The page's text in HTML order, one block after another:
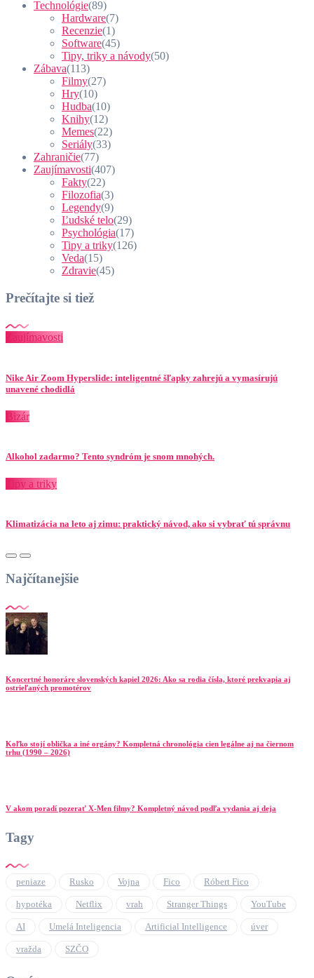
Technológie(89)
Hardware(7)
Recenzie(1)
Software(45)
Tipy, triky a návody(50)
Zábava(113)
Filmy(27)
Hry(10)
Hudba(10)
Knihy(12)
Memes(22)
Seriály(33)
Zahraničie(77)
Zaujímavosti(407)
Fakty(22)
Filozofia(3)
Legendy(9)
Ľudské telo(29)
Psychológia(17)
Tipy a triky(126)
Veda(15)
Zdravie(45)
Prečítajte si tiež
Zaujímavosti
Nike Air Zoom Hyperslide: inteligentné šľapky zahrejú a vymasírujú
unavené chodidlá
Bizár
Alkohol zadarmo? Tento syndróm je snom mnohých.
Tipy a triky
Klimatizácia na leto aj zimu: praktický návod, ako si vybrať tú správnu
Najčítanejšie
Koncertné honoráre slovenských kapiel 2026: Ako sa rodia čísla, ktoré prekvapia aj
ostrieľaných promotérov
Koľko stojí oblička a iné orgány? Kompletná chronológia cien legálne aj na čiernom
trhu (1990 – 2026)
V akom poradí pozerať X-Men filmy? Kompletný návod podľa vydania aj deja
Tagy
peniaze Rusko Vojna Fico Róbert Fico
hypotéka Netflix vrah Stranger Things YouTube
AI Umelá Inteligencia Artificial Intelligence úver
vražda SZČO